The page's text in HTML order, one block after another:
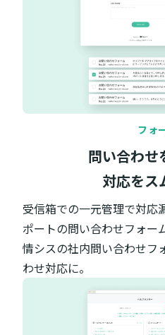
フォ
問い合わせ
対応をス
受信箱での一元管理で対応
ポートの問い合わせフォー
情シスの社内問い合わせフ
わせ対応に。